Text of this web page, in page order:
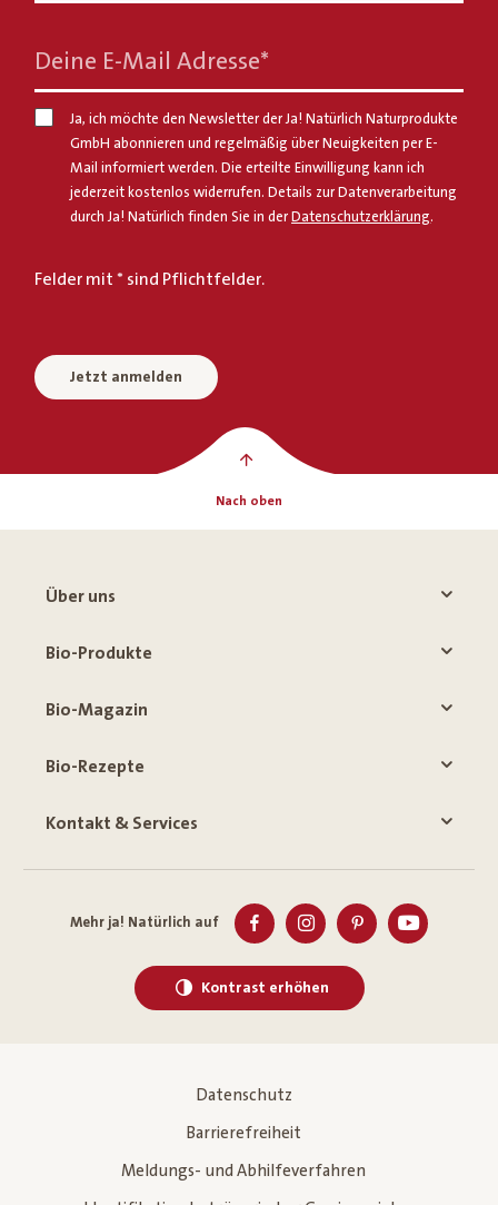
Deine E-Mail Adresse*
Ja, ich möchte den Newsletter der Ja! Natürlich Naturprodukte
GmbH abonnieren und regelmäßig über Neuigkeiten per E-
Mail informiert werden. Die erteilte Einwilligung kann ich
jederzeit kostenlos widerrufen. Details zur Datenverarbeitung
durch Ja! Natürlich finden Sie in derDatenschutzerklärung.
Felder mit * sind Pflichtfelder.
Jetzt anmelden
Nach oben
Über uns
Bio-Produkte
Bio-Magazin
Bio-Rezepte
Kontakt & Services
Mehr ja! Natürlich auf
Kontrast erhöhen
Datenschutz
Barrierefreiheit
Meldungs- und Abhilfeverfahren